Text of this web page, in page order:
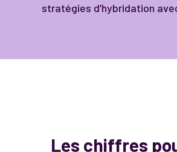
stratégies d’hybridation
Les chiffres